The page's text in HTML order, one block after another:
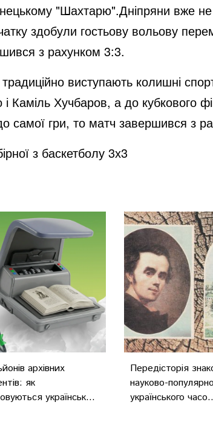
"Шахтарю".Дніпряни вже
здобули гостьову вольову
з рахунком 3:3.
виступають колишні
Каміль Хучбаров, а до
самої гри, то матч завершився з
з баскетболу 3х3
архівних
як
українськ...
Передісторія
науково-
українського